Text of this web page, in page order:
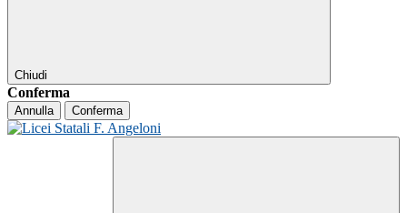
Chiudi
Conferma
Annulla Conferma